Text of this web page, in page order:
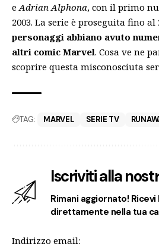
e Adrian Alphona, con il primo
2003. La serie è proseguita fino al
personaggi abbiano avuto
altri comic Marvel. Cosa ve ne
scoprire questa misconosciuta
TAG: MARVEL SERIE TV
Iscriviti alla
Rimani aggiornato!
direttamente nella tua
Indirizzo email: